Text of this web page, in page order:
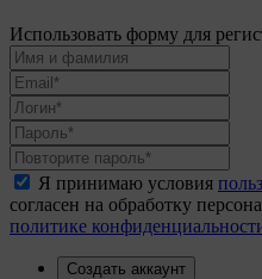
Использовать форму для
Я принимаю условия
согласен на обработку
политике
Создать аккаунт